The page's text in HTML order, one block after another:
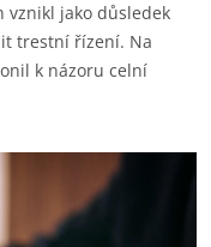
vznikl jako důsledek
trestní řízení. Na
k názoru celní